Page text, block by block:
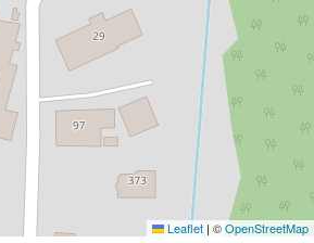
Leaflet | ©OpenStreetMap